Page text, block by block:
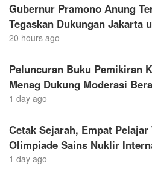
Gubernur Pramono Anung
Tegaskan Dukungan Jakarta
20 hours ago
Peluncuran Buku Pemikiran
Menag Dukung Moderasi
1 day ago
Cetak Sejarah, Empat
Olimpiade Sains Nuklir
1 day ago